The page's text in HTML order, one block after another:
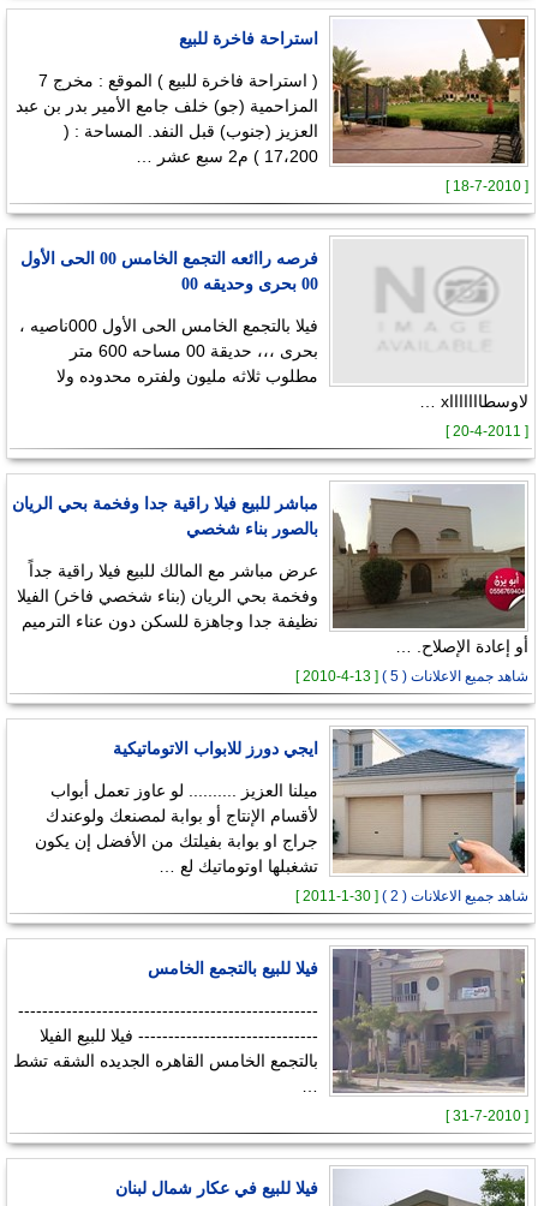
استراحة فاخرة للبيع
( استراحة فاخرة للبيع ) الموقع : مخرج 7
المزاحمية (جو) خلف جامع الأمير بدر بن عبد
العزيز (جنوب) قبل النفد. المساحة : (
17،200 ) م2 سبع عشر …
[ 18-7-2010 ]
فرصه راائعه التجمع الخامس 00 الحى الأول
00 بحرى وحديقه 00
فيلا بالتجمع الخامس الحى الأول 000ناصيه ،
بحرى ،،، حديقة 00 مساحه 600 متر
مطلوب ثلاثه مليون ولفتره محدوده ولا
لاوسطاااااااx …
[ 20-4-2011 ]
مباشر للبيع فيلا راقية جدا وفخمة بحي الريان
بالصور بناء شخصي
عرض مباشر مع المالك للبيع فيلا راقية جداً
وفخمة بحي الريان (بناء شخصي فاخر) الفيلا
نظيفة جدا وجاهزة للسكن دون عناء الترميم
أو إعادة الإصلاح. …
شاهد جميع الاعلانات ( 5 ) [ 13-4-2010 ]
ايجي دورز للابواب الاتوماتيكية
ميلنا العزيز .......... لو عاوز تعمل أبواب
لأقسام الإنتاج أو بوابة لمصنعك ولوعندك
جراج او بوابة بفيلتك من الأفضل إن يكون
تشغبلها اوتوماتيك لع …
شاهد جميع الاعلانات ( 2 ) [ 30-1-2011 ]
فيلا للبيع بالتجمع الخامس
--------------------------------------------------
------------------------------ فيلا للبيع الفيلا
بالتجمع الخامس القاهره الجديده الشقه تشط
[ 31-7-2010 ]
فيلا للبيع في عكار شمال لبنان